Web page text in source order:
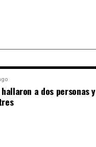
a dos personas y